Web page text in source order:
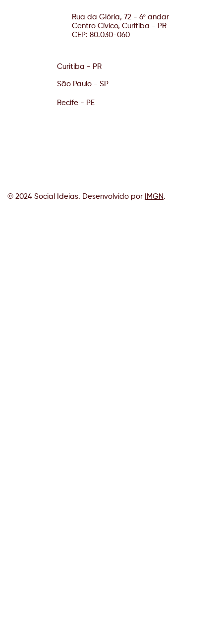
© 2024 Social Ideias. Desenvolvido por IMGN .
Curitiba - PR
São Paulo - SP
Recife - PE
Rua da Glória, 72 - 6º andar
Centro Cívico, Curitiba - PR
CEP: 80.030-060